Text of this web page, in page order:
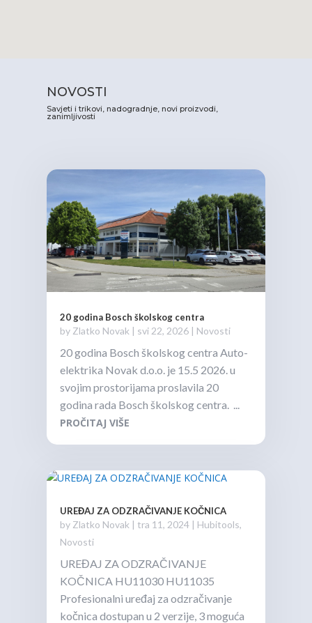
NOVOSTI
Savjeti i trikovi, nadogradnje, novi proizvodi,
zanimljivosti
20 godina Bosch školskog centra
by Zlatko Novak svi 22, 2026 Novosti
20 godina Bosch školskog centra Auto-
elektrika Novak d.o.o. je 15.5 2026. u
svojim prostorijama proslavila 20
godina rada Bosch školskog centra. ...
PROČITAJ VIŠE
UREĐAJ ZA ODZRAČIVANJE KOČNICA
by Zlatko Novak | tra 11, 2024 | Hubitools,
Novosti
UREĐAJ ZA ODZRAČIVANJE
KOČNICA HU11030 HU11035
Profesionalni uređaj za odzračivanje
kočnica dostupan u 2 verzije, 3 moguća